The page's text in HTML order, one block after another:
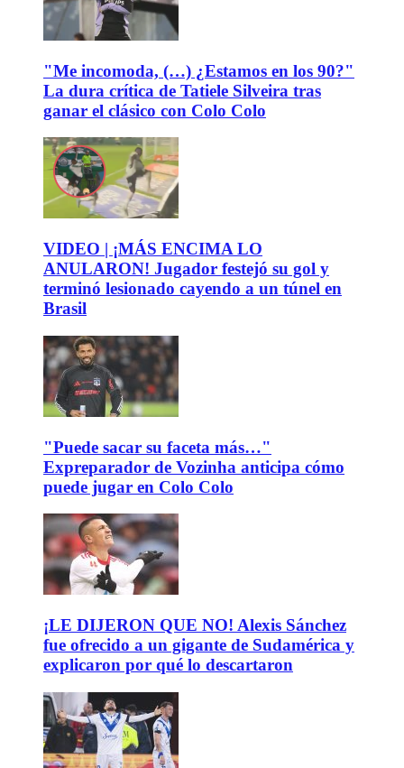
"Me incomoda, (…) ¿Estamos en los 90?"
La dura crítica de Tatiele Silveira tras
ganar el clásico con Colo Colo
VIDEO | ¡MÁS ENCIMA LO
ANULARON! Jugador festejó su gol y
terminó lesionado cayendo a un túnel en
Brasil
"Puede sacar su faceta más…"
Expreparador de Vozinha anticipa cómo
puede jugar en Colo Colo
¡LE DIJERON QUE NO! Alexis Sánchez
fue ofrecido a un gigante de Sudamérica y
explicaron por qué lo descartaron